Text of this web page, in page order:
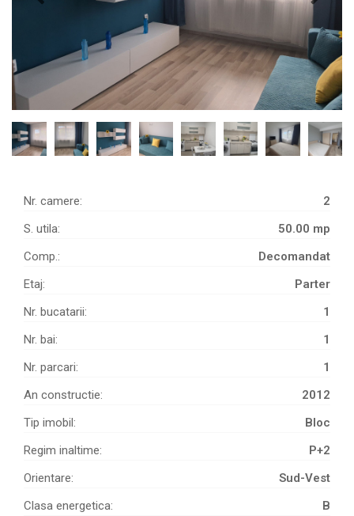
Nr. camere:
2
S. utila:
50.00 mp
Comp.:
Decomandat
Etaj:
Parter
Nr. bucatarii:
1
Nr. bai:
1
Nr. parcari:
1
An constructie:
2012
Tip imobil:
Bloc
Regim inaltime:
P+2
Orientare:
Sud-Vest
Clasa energetica:
B